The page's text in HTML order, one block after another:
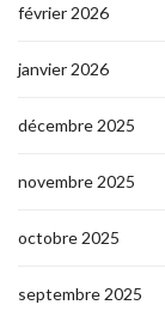
février 2026
janvier 2026
décembre 2025
novembre 2025
octobre 2025
septembre 2025